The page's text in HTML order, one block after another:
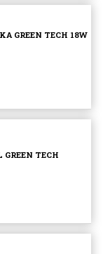
GREEN TECH 18W
TECH